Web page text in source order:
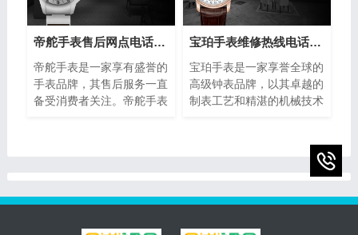
消费者关注的焦点。下面将
介绍一些简单而实用的方
法，帮助您分辨美度手表的
手表维修售后部热线电话成
为了芝柏手表拥有者的救
星。
帝舵手表售后网点电话查询(全国服务网点查询方法)
帝舵手表是一家享有盛誉的
手表品牌，其售后服务一直
备受消费者关注。帝舵手表
宝珀手表维修热线电话(售后服务专线)
宝珀手表是一家享誉全球的
高级钟表品牌，以其卓越的
制表工艺和精湛的机械技术
保养。为了提供最好的售后
服务，宝珀手表设立了专门